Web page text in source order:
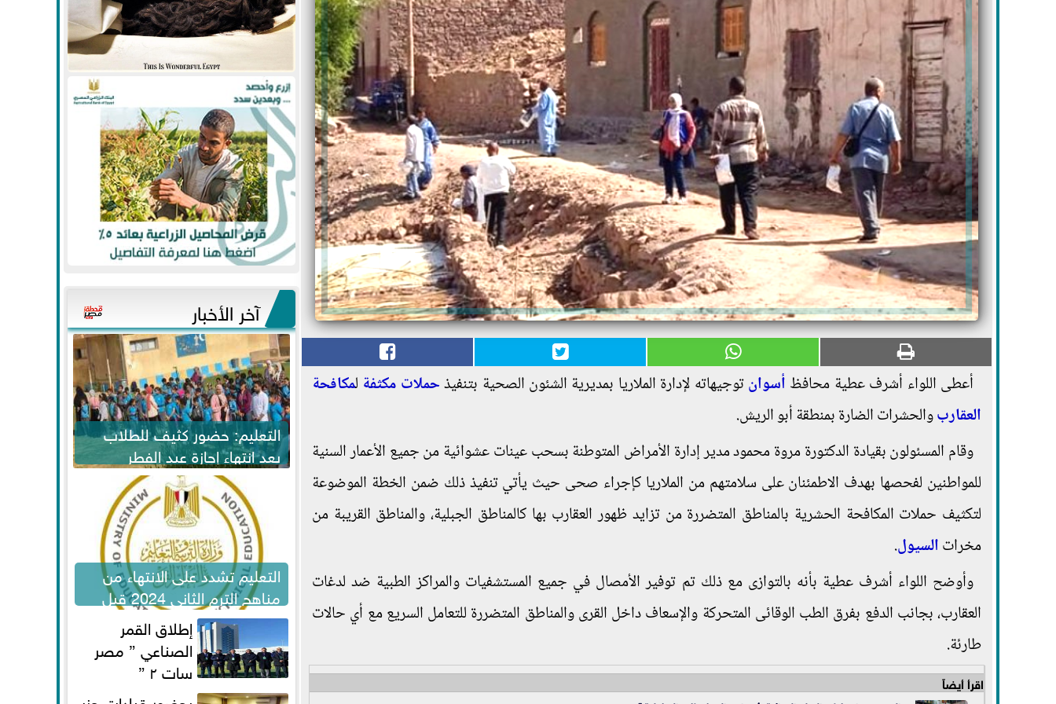
أعطى اللواء أشرف عطية محافظ أسوانتوجيهاته لإدارة الملاريا بمديرية الشئون الصحية بتنفيذحملات مكثفة لمكافحة
العقاربوالحشرات الضارة بمنطقة أبو الريش.
وقام المسئولون بقيادة الدكتورة مروة محمود مدير إدارة الأمراض المتوطنة بسحب عينات عشوائية من جميع الأعمار السنية
للمواطنين لفحصها بهدف الاطمئنان على سلامتهم من الملاريا كإجراء صحى حيث يأتي تنفيذ ذلك ضمن الخطة الموضوعة
لتكثيف حملات المكافحة الحشرية بالمناطق المتضررة من تزايد ظهور العقارب بها كالمناطق الجبلية، والمناطق القريبة من
مخراتالسيول.
وأوضح اللواء أشرف عطية بأنه بالتوازى مع ذلك تم توفير الأمصال في جميع المستشفيات والمراكز الطبية ضد لدغات
العقارب، بجانب الدفع بفرق الطب الوقائى المتحركة والإسعاف داخل القرى والمناطق المتضررة للتعامل السريع مع أي حالات
طارئة.
اقرأ أيضاً
آخر الأخبار
التعليم: حضور كثيف للطلاب
بعد انتهاء إجازة عيد الفطر
لاستكمال المناهج
التعليم تشدد على الانتهاء من
مناهج الترم الثاني 2024 قبل
الامتحانات
إطلاق القمر
الصناعي ” مصر
سات ٢ ”